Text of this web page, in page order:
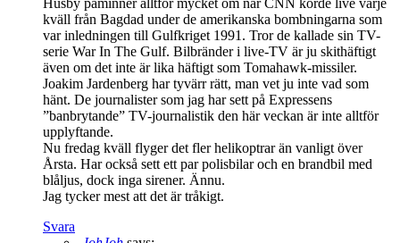
kväll från Bagdad under de amerikanska bombningarna som
var inledningen till Gulfkriget 1991. Tror de kallade sin TV-
serie War In The Gulf. Bilbränder i live-TV är ju skithäftigt
även om det inte är lika häftigt som Tomahawk-missiler.
Joakim Jardenberg har tyvärr rätt, man vet ju inte vad som
hänt. De journalister som jag har sett på Expressens
”banbrytande” TV-journalistik den här veckan är inte alltför
upplyftande.
Nu fredag kväll flyger det fler helikoptrar än vanligt över
Årsta. Har också sett ett par polisbilar och en brandbil med
blåljus, dock inga sirener. Ännu.
Jag tycker mest att det är tråkigt.
Svara